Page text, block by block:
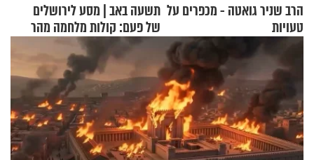
הרב שניר גואטה - מכפרים על
טעויות
תשעה באב | מסע לירושלים
של פעם: קולות מלחמה מהר
הזיתים